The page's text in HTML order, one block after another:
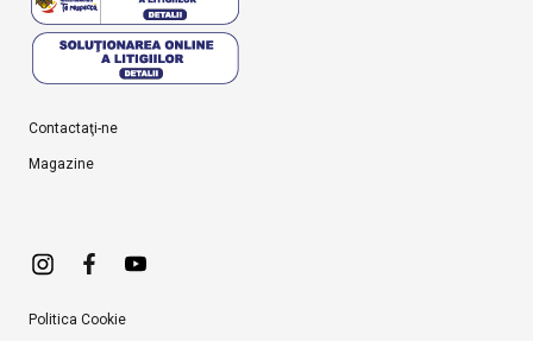
Contactaţi-ne
Magazine
Politica Cookie